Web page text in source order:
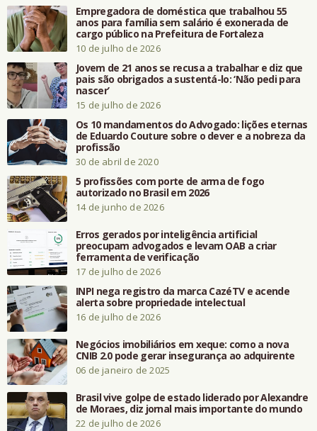
Empregadora de doméstica que trabalhou 55
anos para família sem salário é exonerada de
cargo público na Prefeitura de Fortaleza
10 de julho de 2026
Jovem de 21 anos se recusa a trabalhar e diz que
pais são obrigados a sustentá-lo: ‘Não pedi para
nascer’
15 de julho de 2026
Os 10 mandamentos do Advogado: lições eternas
de Eduardo Couture sobre o dever e a nobreza da
profissão
30 de abril de 2020
5 profissões com porte de arma de fogo
autorizado no Brasil em 2026
14 de junho de 2026
Erros gerados por inteligência artificial
preocupam advogados e levam OAB a criar
ferramenta de verificação
17 de julho de 2026
INPI nega registro da marca CazéTV e acende
alerta sobre propriedade intelectual
16 de julho de 2026
Negócios imobiliários em xeque: como a nova
CNIB 2.0 pode gerar insegurança ao adquirente
06 de janeiro de 2025
Brasil vive golpe de estado liderado por Alexandre
de Moraes, diz jornal mais importante do mundo
22 de julho de 2026